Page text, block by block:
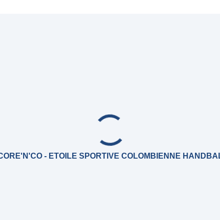
- ETOILE SPORTIVE COLOMBIENNE